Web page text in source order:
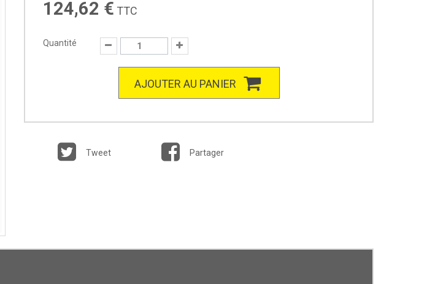
124,62 € TTC
Quantité
AJOUTER AU PANIER
Tweet Partager